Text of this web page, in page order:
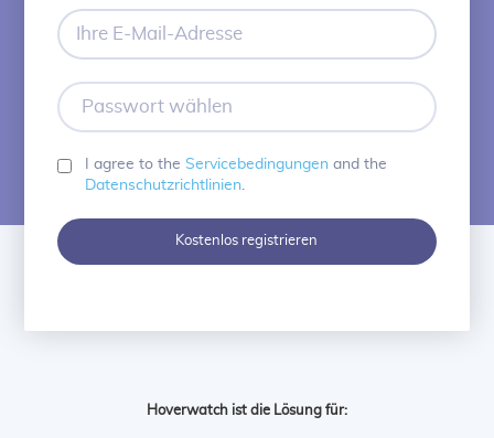
Mail-
Adresse
I agree to the Servicebedingungenand the
Datenschutzrichtlinien.
Kostenlos registrieren
Hoverwatch ist die Lösung für: